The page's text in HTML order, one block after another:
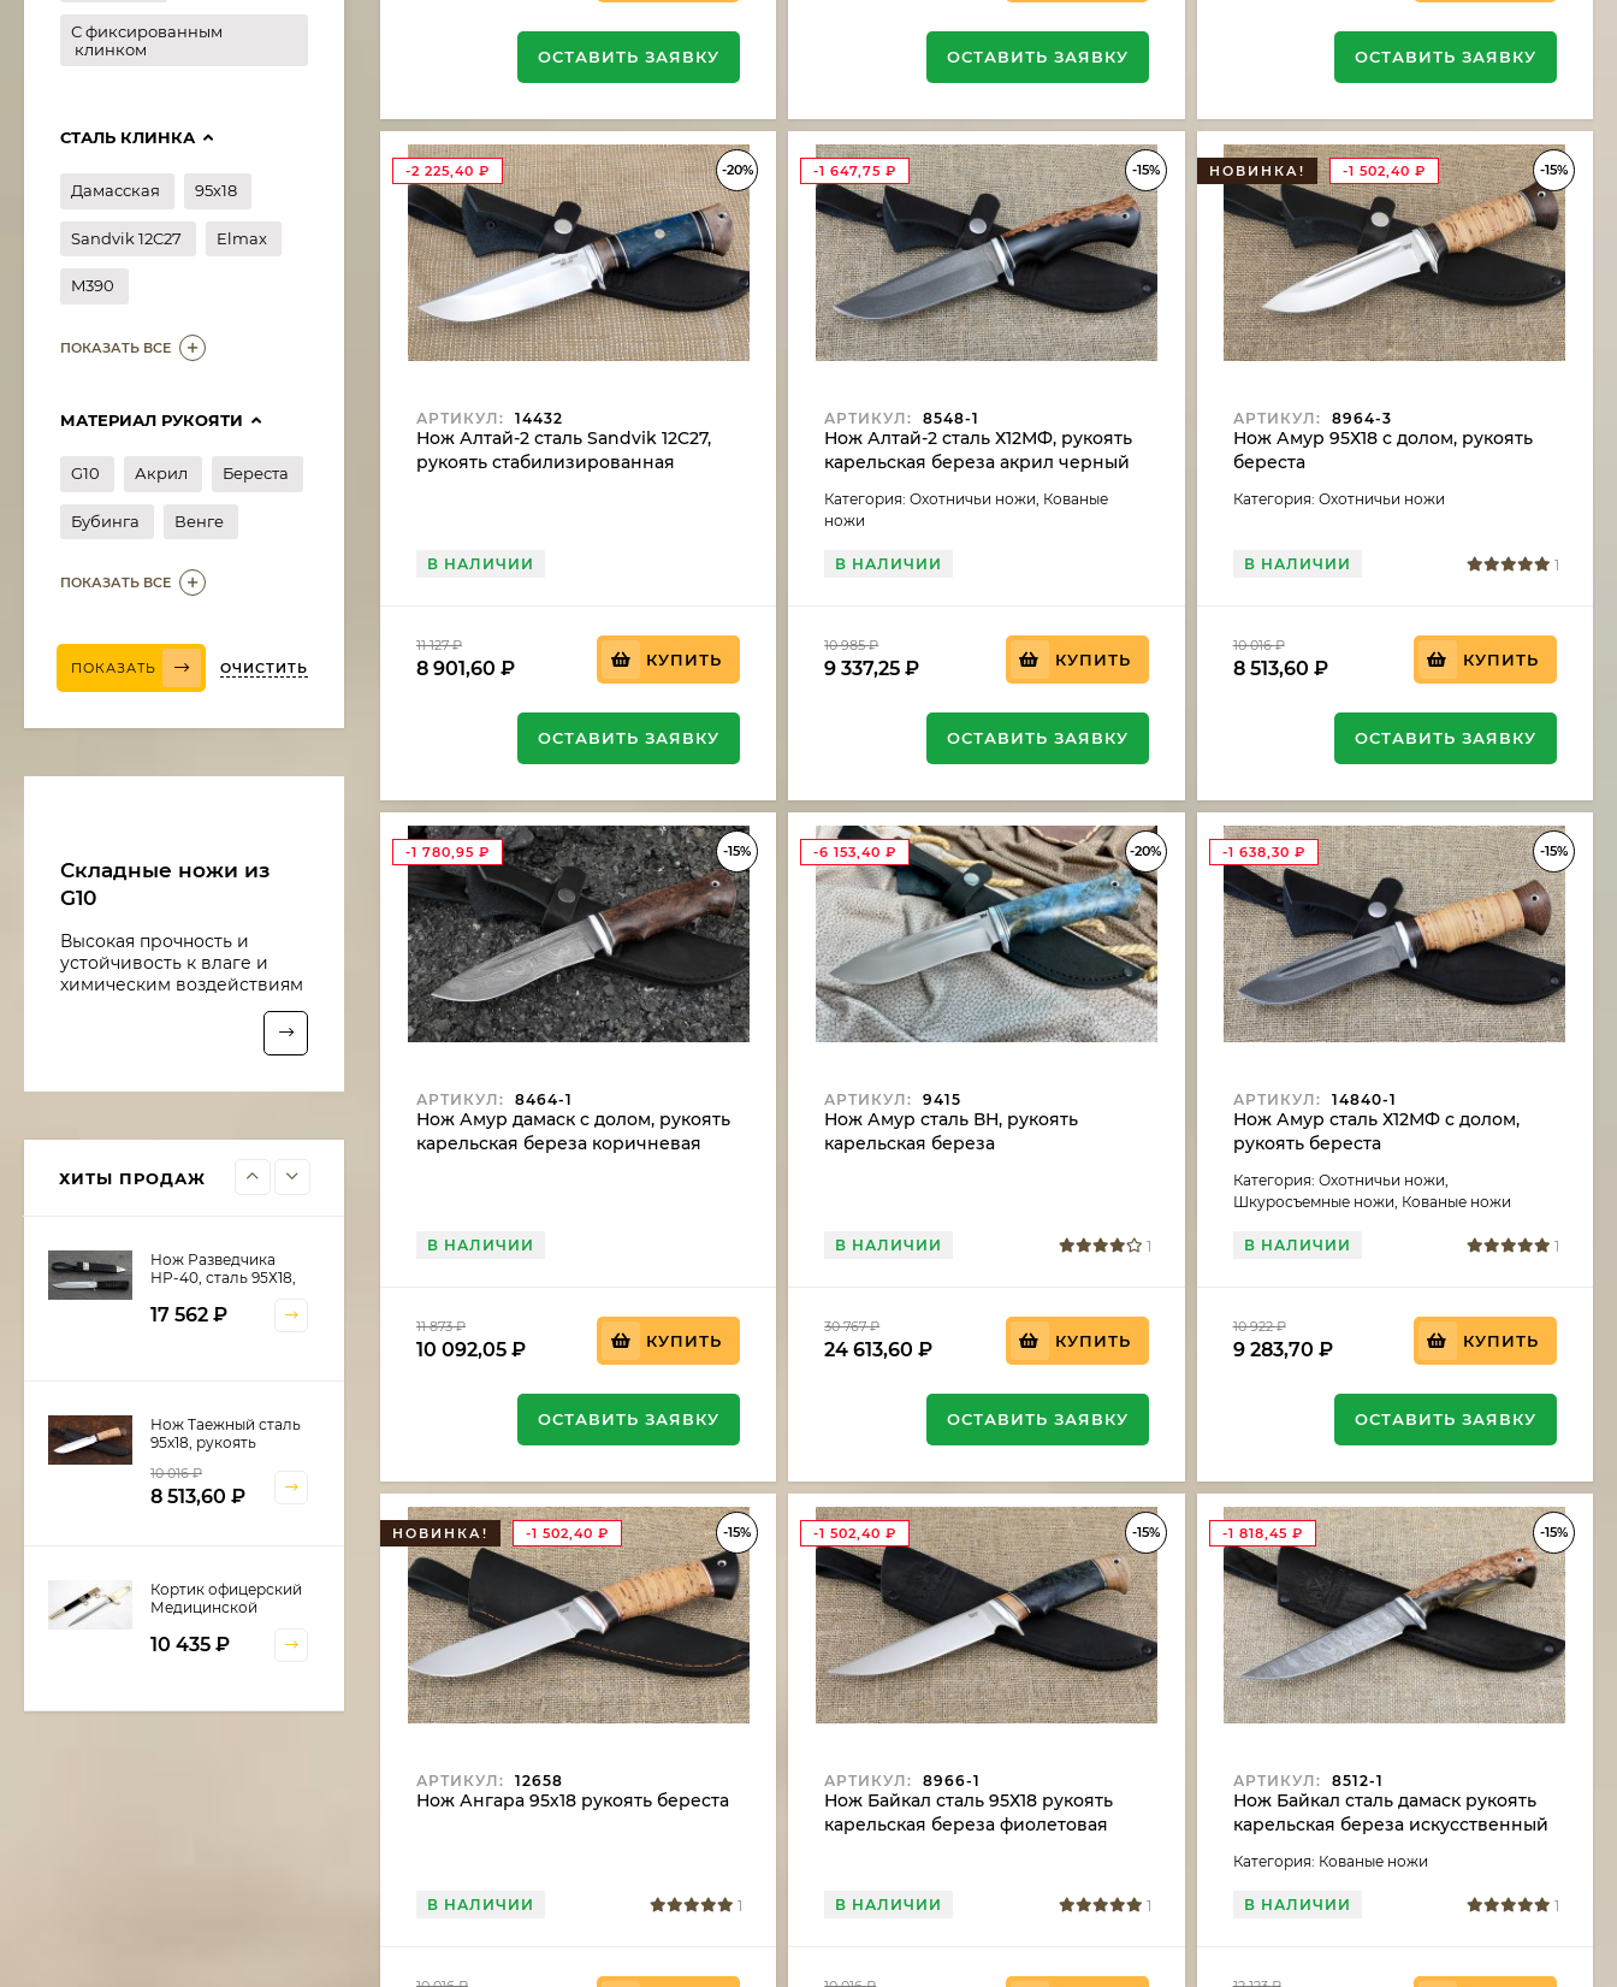
ОСТАВИТЬ ЗАЯВКУ ОСТАВИТЬ ЗАЯВКУ ОСТАВИТЬ ЗАЯВКУ
-20%
-2 225,40 ₽
АРТИКУЛ: 14432
Нож Алтай-2 сталь Sandvik 12C27,
рукоять стабилизированная
В НАЛИЧИИ
11 127₽
8 901,60 ₽ КУПИТЬ
ОСТАВИТЬ ЗАЯВКУ
-15%
-1 647,75₽
АРТИКУЛ: 8548-1
Нож Алтай-2 сталь Х12МФ, рукоять
карельская береза акрил черный
Категория: Охотничьи ножи, Кованые
ножи
В НАЛИЧИИ
10 985₽
9 337,25₽ КУПИТЬ
ОСТАВИТЬ ЗАЯВКУ
-15%
НОВИНКА! -1 502,40 ₽
АРТИКУЛ: 8964-3
Нож Амур 95Х18 с долом, рукоять
береста
Категория: Охотничьи ножи
В НАЛИЧИИ 1
10 016₽
8 513,60 ₽ КУПИТЬ
ОСТАВИТЬ ЗАЯВКУ
-15%
-1 780,95 ₽
АРТИКУЛ: 8464-1
Нож Амур дамаск с долом, рукоять
карельская береза коричневая
В НАЛИЧИИ
11 873₽
10 092,05 ₽ КУПИТЬ
ОСТАВИТЬ ЗАЯВКУ
-20%
-6 153,40₽
АРТИКУЛ: 9415
Нож Амур сталь ВН, рукоять
карельская береза
В НАЛИЧИИ 1
30 767₽
24 613,60₽ КУПИТЬ
ОСТАВИТЬ ЗАЯВКУ
-15%
-1 638,30 ₽
АРТИКУЛ: 14840-1
Нож Амур сталь Х12МФ с долом,
рукоять береста
Категория: Охотничьи ножи,
Шкуросъемные ножи, Кованые ножи
В НАЛИЧИИ 1
10 922₽
9 283,70 ₽ КУПИТЬ
ОСТАВИТЬ ЗАЯВКУ
-15%
НОВИНКА! -1 502,40 ₽
АРТИКУЛ: 12658
Нож Ангара 95х18 рукоять береста
В НАЛИЧИИ 1
-15%
-1 502,40₽
АРТИКУЛ: 8966-1
Нож Байкал сталь 95Х18 рукоять
карельская береза фиолетовая
В НАЛИЧИИ 1
-15%
-1 818,45 ₽
АРТИКУЛ: 8512-1
Нож Байкал сталь дамаск рукоять
карельская береза искусственный
Категория: Кованые ножи
В НАЛИЧИИ 1
С фиксированным
клинком
СТАЛЬ КЛИНКА
Дамасская 95х18
Sandvik 12C27 Elmax
M390
ПОКАЗАТЬ ВСЕ
МАТЕРИАЛ РУКОЯТИ
G10 Акрил Береста
Бубинга Венге
ПОКАЗАТЬ ВСЕ
ПОКАЗАТЬ ОЧИСТИТЬ
Складные ножи из
G10
Высокая прочность и
устойчивость к влаге и
химическим воздействиям
ХИТЫ ПРОДАЖ
95х18, рукоять
береста
10 016₽
Нож Рыболов-5 сталь
10 922₽
Нож Разведчика
НР-40, сталь 95Х18,
черный граб,
17 562 ₽
Нож Таежный сталь
95х18, рукоять
10 016₽
8 513,60 ₽
Кортик офицерский
Медицинской
10 435 ₽